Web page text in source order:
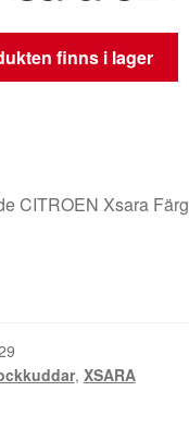
finns i lager
CITROEN Xsara
, XSARA